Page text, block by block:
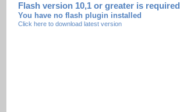
Flash version 10,1 or greater is required
You have no flash plugin installed
Click here to download latest version